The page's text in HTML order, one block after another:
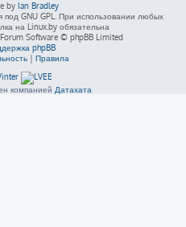
by Ian Bradley
GNU GPL. При использовании любых
на Linux.by обязательна
Software © phpBB Limited
phpBB
| Правила
компанией Датахата